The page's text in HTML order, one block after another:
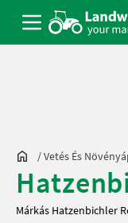
/Vetés És
Márkás Hatzenbichler